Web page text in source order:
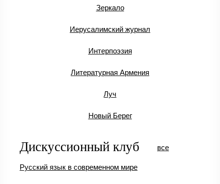
Зеркало
Иерусалимский журнал
Интерпоэзия
Литературная Армения
Луч
Новый Берег
Дискуссионный клуб
Русский язык в современном мире
все